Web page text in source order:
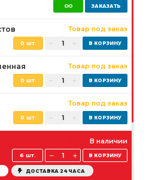
Товар под заказ
0 шт.
Товар под заказ
0 шт.
Товар под заказ
0 шт.
В наличии
6 шт.
ДОСТАВКА 24 ЧАСА